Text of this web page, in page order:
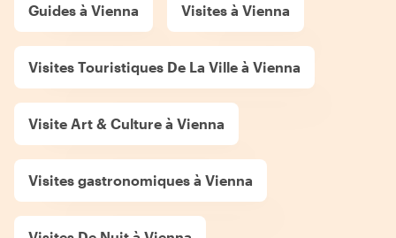
Guides à Vienna Visites à Vienna
Visites Touristiques De La Ville à Vienna
Visite Art & Culture à Vienna
Visites gastronomiques à Vienna